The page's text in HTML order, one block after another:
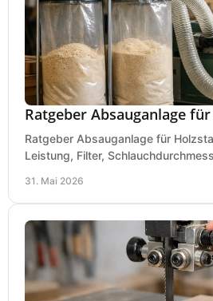
Ratgeber Absauganlage
Ratgeber Absauganlage für
Leistung, Filter,
31. Mai 2026